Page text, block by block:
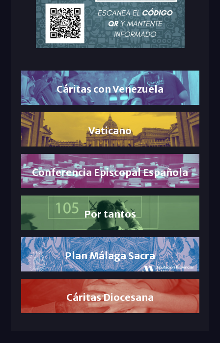
Cáritas con Venezuela
Vaticano
Conferencia Episcopal Española
Por tantos
Plan Málaga Sacra
Cáritas Diocesana